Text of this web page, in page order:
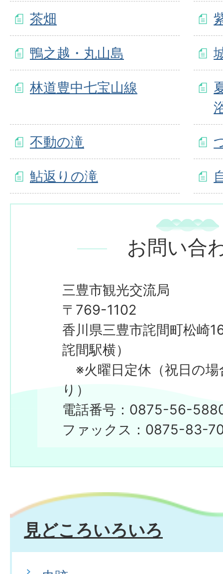
茶畑
鴨之越・丸山島
林道豊中七宝山線
不動の滝
鮎返りの滝
お問い合
三豊市観光交流局
〒769-1102
香川県三豊市詫間町松崎
詫間駅横）
※火曜日定休（祝日の場
り）
電話番号：0875-56-
ファックス：0875-83-
見どころいろいろ